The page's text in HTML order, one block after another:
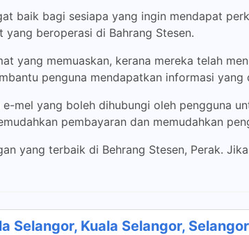
baik bagi sesiapa yang ingin mendapat
beroperasi di Bahrang Stesen.
yang memuaskan, kerana mereka telah
penguna mendapatkan informasi
mel yang boleh dihubungi oleh pengguna
pembayaran dan memudahkan
yang terbaik di Behrang Stesen, Perak.
Selangor, Kuala Selangor, Selangor